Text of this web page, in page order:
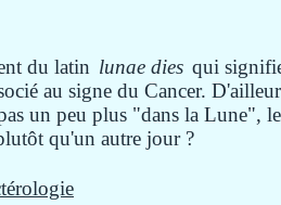
du latin lunae dies qui
au signe du Cancer.
un peu plus "dans la Lune",
qu'un autre jour ?